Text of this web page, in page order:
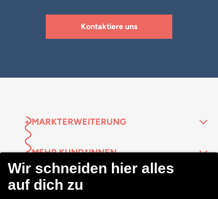
Kontaktiere uns
+ MARKTERWEITERUNG
+ MEHR KUND*INNEN
↑ KOMPLETTE TRANSPARENZ